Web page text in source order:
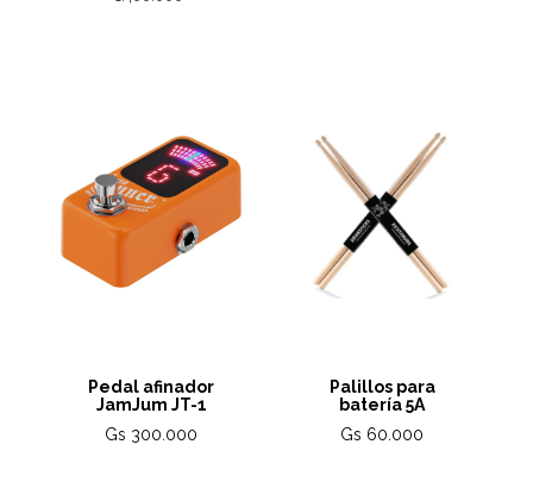
Pedal afinador
JamJum JT-1
Gs 300.000
Palillos para
batería 5A
Gs 60.000